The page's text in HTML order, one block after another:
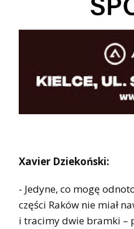
Xavier Dziekoński:
- Jedyne, co mogę
części Raków nie miał
i tracimy dwie bramki –